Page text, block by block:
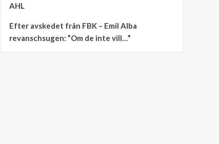
AHL
Efter avskedet från FBK – Emil Alba
revanschsugen: ”Om de inte vill…”